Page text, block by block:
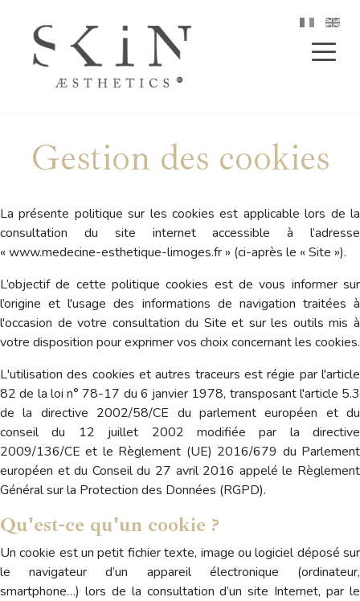
Gestion des cookies
La présente politique sur les cookies est applicable lors de la
consultation du site internet accessible à l’adresse
« www.medecine-esthetique-limoges.fr » (ci-après le « Site »).
L’objectif de cette politique cookies est de vous informer sur
l’origine et l'usage des informations de navigation traitées à
l'occasion de votre consultation du Site et sur les outils mis à
votre disposition pour exprimer vos choix concernant les cookies.
L'utilisation des cookies et autres traceurs est régie par l'article
82 de la loi n° 78-17 du 6 janvier 1978, transposant l'article 5.3
de la directive 2002/58/CE du parlement européen et du
conseil du 12 juillet 2002 modifiée par la directive
2009/136/CE et le Règlement (UE) 2016/679 du Parlement
européen et du Conseil du 27 avril 2016 appelé le Règlement
Général sur la Protection des Données (RGPD).
Qu'est-ce qu'un cookie ?
Un cookie est un petit fichier texte, image ou logiciel déposé sur
le navigateur d’un appareil électronique (ordinateur,
smartphone…) lors de la consultation d’un site Internet, par le